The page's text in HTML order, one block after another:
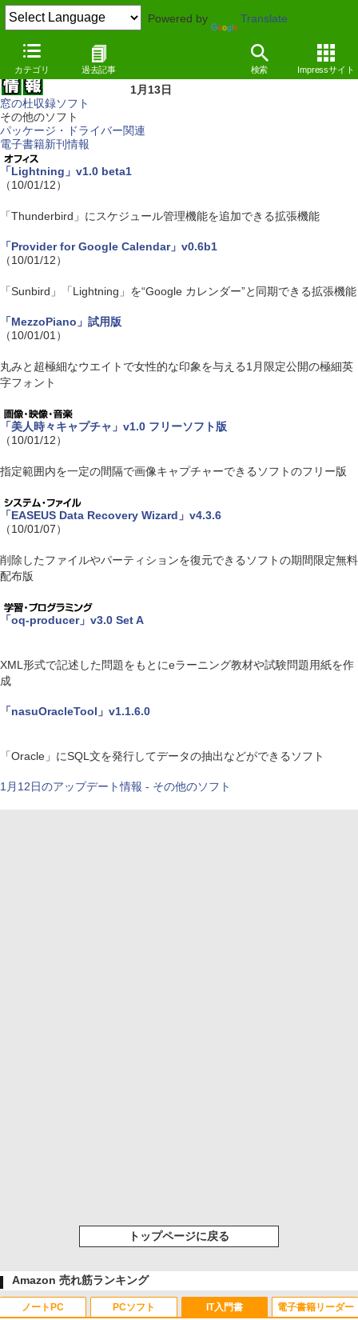
Powered by Translate
カテゴリ 過去記事 検索 Impressサイト
1月13日
窓の杜収録ソフト
その他のソフト
パッケージ・ドライバー関連
電子書籍新刊情報
「Lightning」v1.0 beta1
（10/01/12）
「Thunderbird」にスケジュール管理機能を追加できる拡張機能
「Provider for Google Calendar」v0.6b1
（10/01/12）
「Sunbird」「Lightning」を“Google カレンダー”と同期できる拡張機能
「MezzoPiano」試用版
（10/01/01）
丸みと超極細なウエイトで女性的な印象を与える1月限定公開の極細英
字フォント
「美人時々キャプチャ」v1.0 フリーソフト版
（10/01/12）
指定範囲内を一定の間隔で画像キャプチャーできるソフトのフリー版
「EASEUS Data Recovery Wizard」v4.3.6
（10/01/07）
削除したファイルやパーティションを復元できるソフトの期間限定無料
配布版
「oq-producer」v3.0 Set A
XML形式で記述した問題をもとにeラーニング教材や試験問題用紙を作
成
「nasuOracleTool」v1.1.6.0
「Oracle」にSQL文を発行してデータの抽出などができるソフト
1月12日のアップデート情報 - その他のソフト
トップページに戻る
Amazon 売れ筋ランキング
ノートPC PCソフト IT入門書 電子書籍リーダー